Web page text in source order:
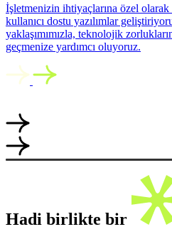
İşletmenizin ihtiyaçlarına özel
kullanıcı dostu yazılımlar
yaklaşımımızla, teknolojik
geçmenize yardımcı oluyoruz.
Hadi birlikte bir